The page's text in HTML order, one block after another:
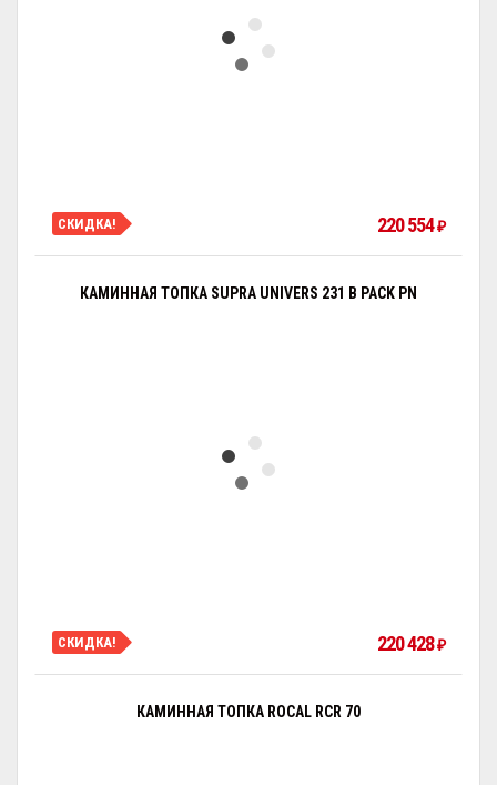
СКИДКА! 220 554 ₽
КАМИННАЯ ТОПКА SUPRA UNIVERS 231 B PACK PN
СКИДКА! 220 428 ₽
КАМИННАЯ ТОПКА ROCAL RCR 70